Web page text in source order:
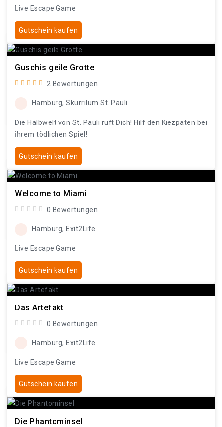
Live Escape Game
Gutschein kaufen
Guschis geile Grotte
2 Bewertungen
Hamburg, Skurrilum St. Pauli
Die Halbwelt von St. Pauli ruft Dich! Hilf den Kiezpaten bei
ihrem tödlichen Spiel!
Gutschein kaufen
Welcome to Miami
0 Bewertungen
Hamburg, Exit2Life
Live Escape Game
Gutschein kaufen
Das Artefakt
0 Bewertungen
Hamburg, Exit2Life
Live Escape Game
Gutschein kaufen
Die Phantominsel